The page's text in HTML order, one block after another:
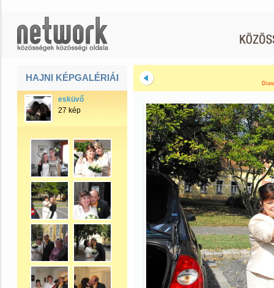
HAJNI KÉPGALÉRIÁI
esküvő
27 kép